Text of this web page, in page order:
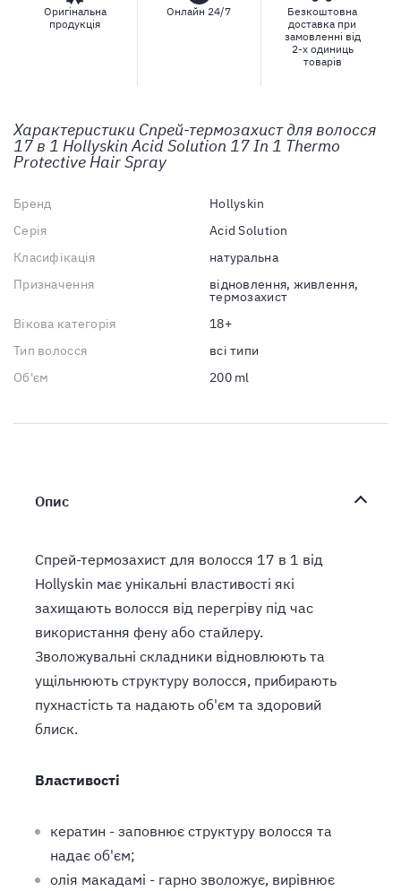
Оригінальна
продукція
Онлайн 24/7
Безкоштовна
доставка при
замовленні від
2-х одиниць
товарів
Характеристики Спрей-термозахист для волосся
17 в 1 Hollyskin Acid Solution 17 In 1 Thermo
Protective Hair Spray
Бренд
Hollyskin
Серія
Acid Solution
Класифікація
натуральна
Призначення
відновлення, живлення,
термозахист
Вікова категорія
18+
Тип волосся
всі типи
Об'єм
200 ml
Опис
Спрей-термозахист для волосся 17 в 1 від
Hollyskin має унікальні властивості які
захищають волосся від перегріву під час
використання фену або стайлеру.
Зволожувальні складники відновлюють та
ущільнюють структуру волосся, прибирають
пухнастість та надають об'єм та здоровий
блиск.
Властивості
кератин - заповнює структуру волосся та
надає об'єм;
олія макадамі - гарно зволожує, вирівнює